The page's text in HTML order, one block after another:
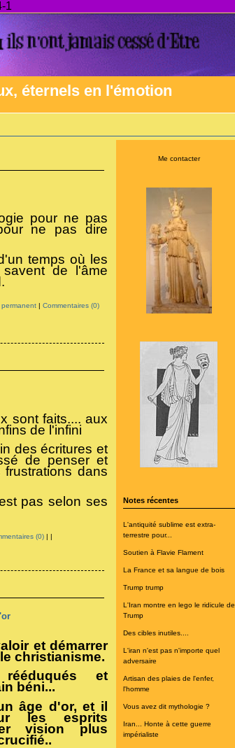
1
éternels en l'émotion
Me contacter
Notes récentes
L'antiquité sublime est extra-
terrestre pour...
Soutien à Flavie Flament
La France et sa langue de bois
Trump trump
L'Iran montre en lego le ridicule de
Trump
Des cibles inutiles....
L'iran n'est pas n'importe quel
adversaire
Artisan des plaies de l'enfer,
l'homme
Vous avez dit mythologie ?
Iran... Honte à cette guerre
impérialiste
pour ne pas
ne pas dire
temps où les
de l'âme
permanent| Commentaires (0)
sont faits.... aux
de l'infini
des écritures et
de penser et
dans
pas selon ses
(0)| |
et démarrer
christianisme.
et
béni...
âge d'or, et il
les esprits
vision plus